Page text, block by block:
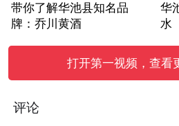
带你了解华池县知名品
牌：乔川黄酒
华
水
打开第一视频，查看
评论